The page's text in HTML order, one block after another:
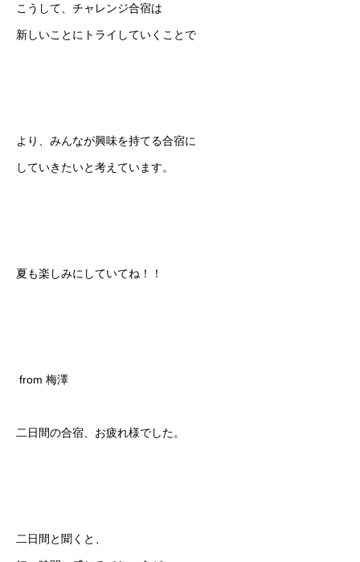
こうして、チャレンジ合宿は
新しいことにトライしていくことで
より、みんなが興味を持てる合宿に
していきたいと考えています。
夏も楽しみにしていてね！！
from 梅澤
二日間の合宿、お疲れ様でした。
二日間と聞くと、